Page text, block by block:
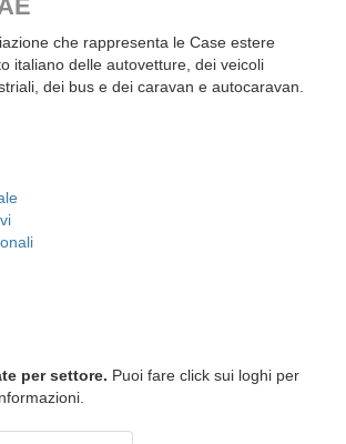
che rappresenta le Case estere
italiano delle autovetture, dei veicoli
dei bus e dei caravan e autocaravan.
per settore. Puoi fare click sui loghi per